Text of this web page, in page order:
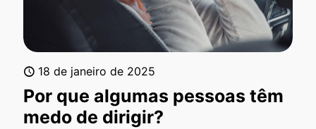
18 de janeiro de 2025
Por que algumas pessoas têm
medo de dirigir?